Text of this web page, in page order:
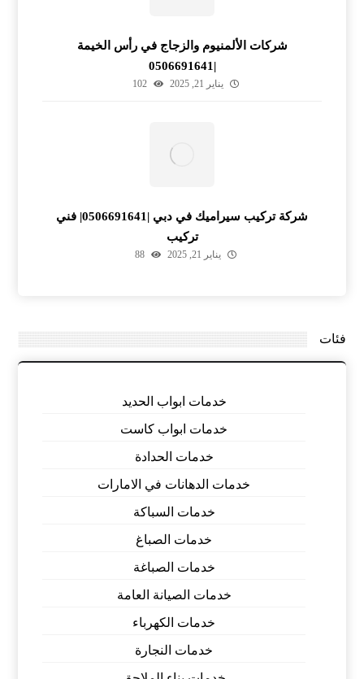
شركات الألمنيوم والزجاج في رأس الخيمة
|0506691641
يناير 21, 2025 102
شركة تركيب سيراميك في دبي |0506691641| فني
تركيب
يناير 21, 2025 88
فئات
خدمات ابواب الحديد
خدمات ابواب كاست
خدمات الحدادة
خدمات الدهانات في الامارات
خدمات السباكة
خدمات الصباغ
خدمات الصباغة
خدمات الصيانة العامة
خدمات الكهرباء
خدمات النجارة